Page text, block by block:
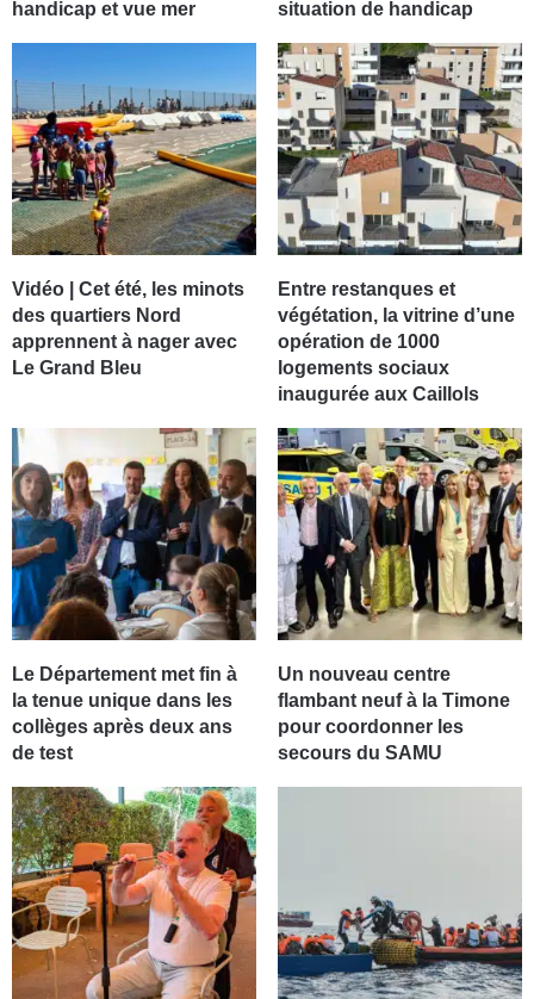
handicap et vue mer
situation de handicap
Vidéo | Cet été, les minots
des quartiers Nord
apprennent à nager avec
Le Grand Bleu
Entre restanques et
végétation, la vitrine d’une
opération de 1000
logements sociaux
inaugurée aux Caillols
Le Département met fin à
la tenue unique dans les
collèges après deux ans
de test
Un nouveau centre
flambant neuf à la Timone
pour coordonner les
secours du SAMU